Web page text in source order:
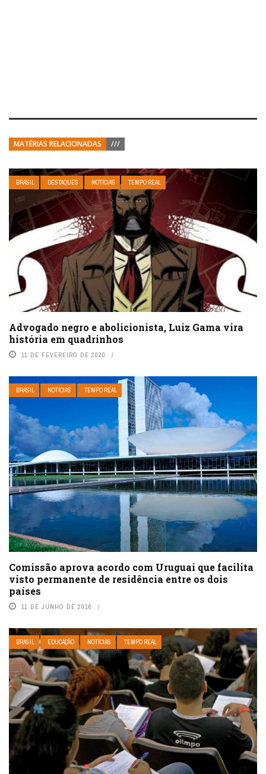
MATÉRIAS RELACIONADAS ///
BRASIL DESTAQUES NOTÍCIAS TEMPO REAL
Advogado negro e abolicionista, Luiz Gama vira
história em quadrinhos
11 DE FEVEREIRO DE 2020
BRASIL NOTÍCIAS TEMPO REAL
Comissão aprova acordo com Uruguai que facilita
visto permanente de residência entre os dois
países
11 DE JUNHO DE 2016
BRASIL EDUCAÇÃO NOTÍCIAS TEMPO REAL